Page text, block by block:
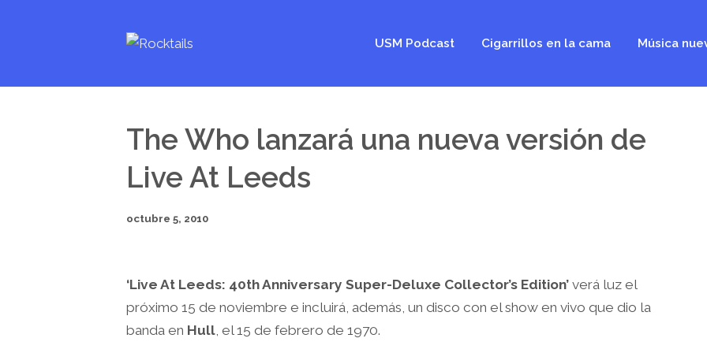
USM Podcast Cigarrillos en la cama Música
The Who lanzará una nueva versión de
Live At Leeds
octubre 5, 2010
‘Live At Leeds: 40th Anniversary Super-Deluxe Collector’s Edition’ verá luz el
próximo 15 de noviembre e incluirá, además, un disco con el show en vivo que dio la
banda en Hull, el 15 de febrero de 1970.